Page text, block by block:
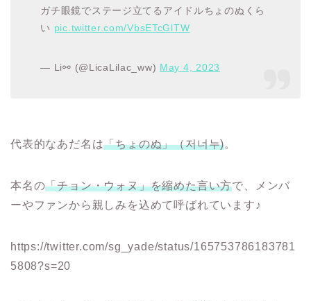
ガチ眼鏡でステージ立てるアイドルちょのぬくら
い pic.twitter.com/VbsETcGlTW
— Li⚯ (@LicaLilac_ww) May 4, 2023
代表的なあだ名は「ちょのぬ」（저너누)。
本名の「チョン・ウォヌ」を縮めた言い方で、メンバ
ーやファンから親しみを込めて呼ばれています♪
https://twitter.com/sg_yade/status/165753786183781
5808?s=20